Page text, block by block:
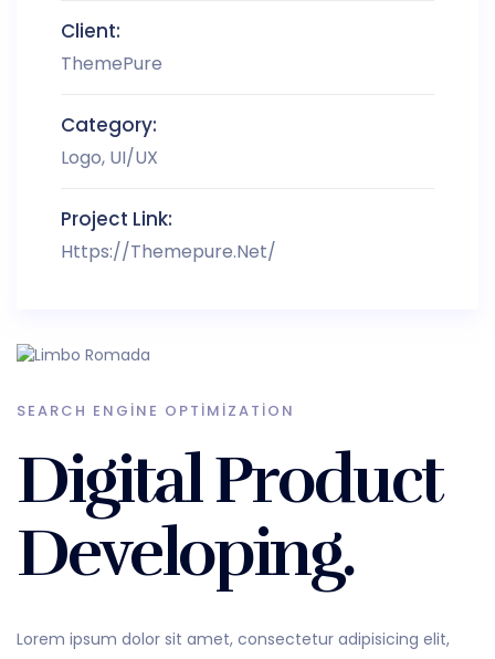
Client:
ThemePure
Category:
Logo, UI/UX
Project Link:
Https://themepure.net/
SEARCH ENGINE OPTIMIZATION
Digital Product
Developing.
Lorem ipsum dolor sit amet, consectetur adipisicing elit,